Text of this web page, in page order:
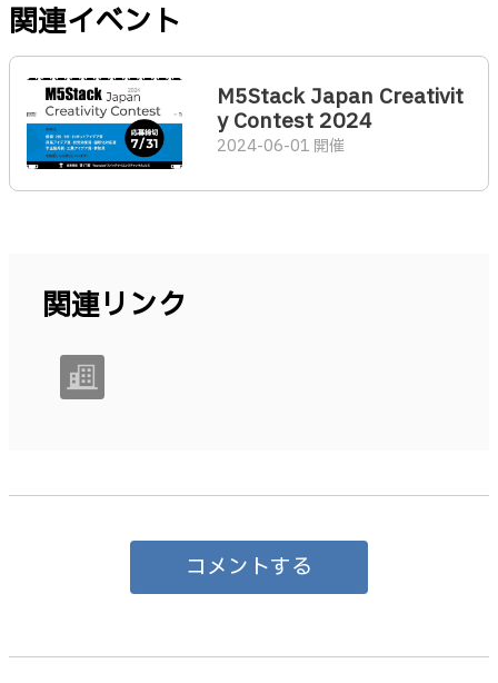
関連イベント
M5Stack Japan Creativit
y Contest 2024
2024-06-01 開催
関連リンク
コメントする